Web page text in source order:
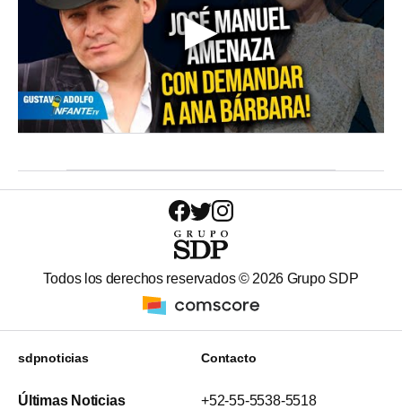
Todos los derechos reservados © 2026 Grupo SDP
sdpnoticias
Últimas Noticias
Contacto
+52-55-5538-5518